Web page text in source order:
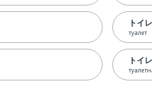
トイレ
туалет
トイ